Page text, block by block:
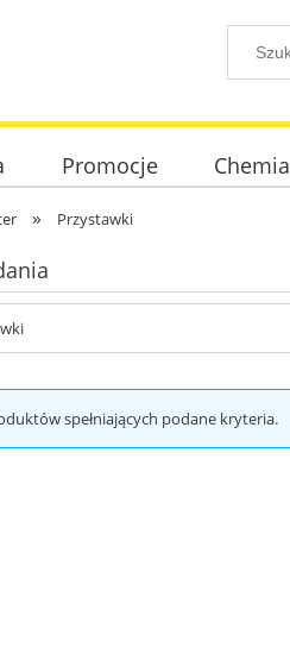
Promocje Chemia
» Przystawki
spełniających podane kryteria.